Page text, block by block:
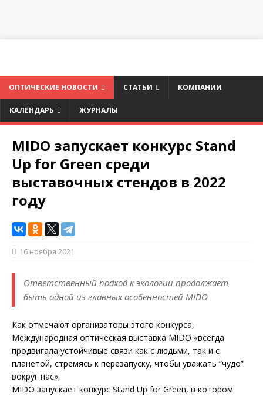
ОПТИЧЕСКИЕ НОВОСТИ СТАТЬИ КОМПАНИИ
КАЛЕНДАРЬ ЖУРНАЛЫ
MIDO запускает конкурс Stand
Up for Green среди
выставочных стендов в 2022
году
16 ноября 2021
Ответственный подход к экологии продолжает
быть одной из главных особенностей MIDO
Как отмечают организаторы этого конкурса,
Международная оптическая выставка MIDO «всегда
продвигала устойчивые связи как с людьми, так и с
планетой, стремясь к перезапуску, чтобы уважать “чудо”
вокруг нас».
MIDO запускает конкурс Stand Up for Green, в котором